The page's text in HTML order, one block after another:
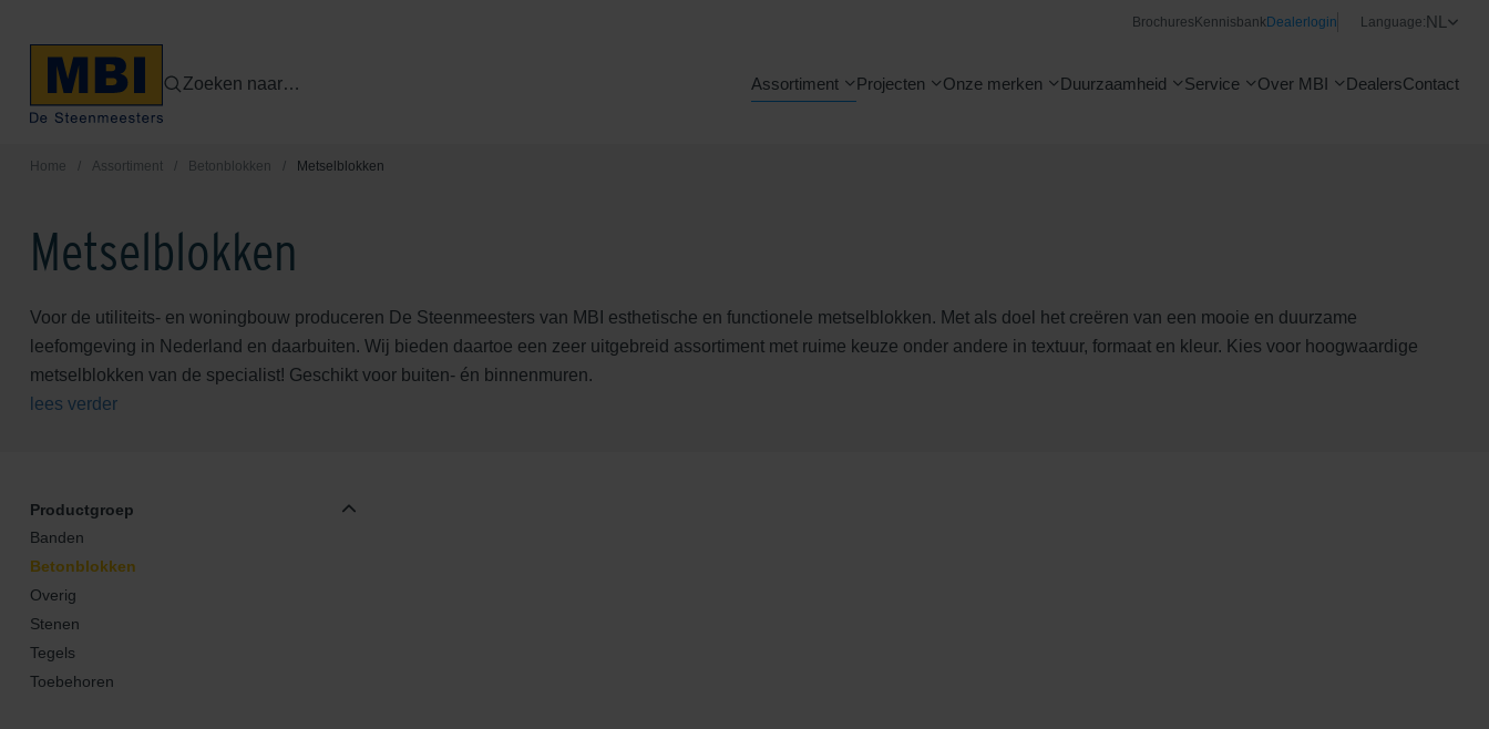
Brochures KennisbankDealerlogin Language:NL
Zoeken naar… Assortiment Projecten Onze merken Duurzaamheid Service Over MBI DealersContact
Home / Assortiment / Betonblokken / Metselblokken
Metselblokken
Voor de utiliteits- en woningbouw produceren De Steenmeesters van MBI esthetische en functionele metselblokken. Met als doel het creëren van een mooie en duurzame
leefomgeving in Nederland en daarbuiten. Wij bieden daartoe een zeer uitgebreid assortiment met ruime keuze onder andere in textuur, formaat en kleur. Kies voor hoogwaardige
metselblokken van de specialist! Geschikt voor buiten- én binnenmuren.
lees verder
Productgroep
Banden
Betonblokken
Overig
Stenen
Tegels
Toebehoren